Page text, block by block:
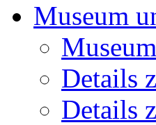
Museum
Details
Details